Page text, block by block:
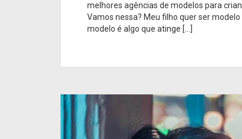
melhores agências de modelos para
Vamos nessa? Meu filho quer ser
modelo é algo que atinge […]